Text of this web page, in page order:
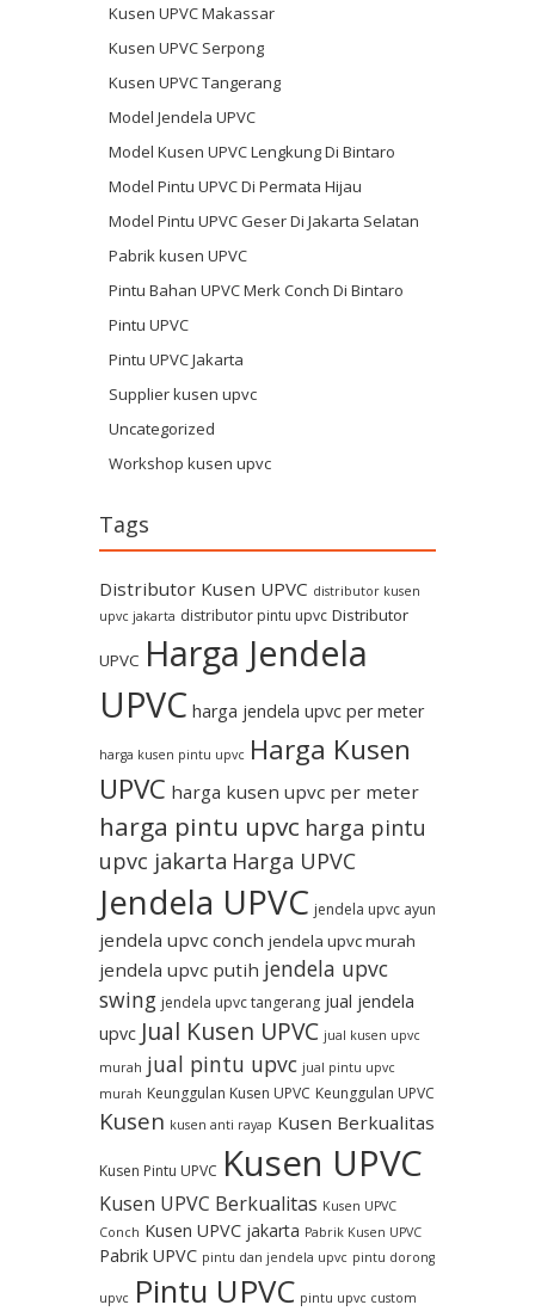
Kusen UPVC Makassar
Kusen UPVC Serpong
Kusen UPVC Tangerang
Model Jendela UPVC
Model Kusen UPVC Lengkung Di Bintaro
Model Pintu UPVC Di Permata Hijau
Model Pintu UPVC Geser Di Jakarta Selatan
Pabrik kusen UPVC
Pintu Bahan UPVC Merk Conch Di Bintaro
Pintu UPVC
Pintu UPVC Jakarta
Supplier kusen upvc
Uncategorized
Workshop kusen upvc
Tags
Distributor Kusen UPVC distributor kusen
upvc jakarta distributor pintu upvc Distributor
UPVC Harga Jendela
UPVC harga jendela upvc per meter
harga kusen pintu upvc Harga Kusen
UPVC harga kusen upvc per meter
harga pintu upvc harga pintu
upvc jakarta Harga UPVC
Jendela UPVC jendela upvc ayun
jendela upvc conch jendela upvc murah
jendela upvc putih jendela upvc
swing jendela upvc tangerang jual jendela
upvc Jual Kusen UPVC jual kusen upvc
murah jual pintu upvc jual pintu upvc
murah Keunggulan Kusen UPVC Keunggulan UPVC
Kusen kusen anti rayap Kusen Berkualitas
Kusen Pintu UPVC Kusen UPVC
Kusen UPVC Berkualitas Kusen UPVC
Conch Kusen UPVC jakarta Pabrik Kusen UPVC
Pabrik UPVC pintu dan jendela upvc pintu dorong
upvc Pintu UPVC pintu upvc custom